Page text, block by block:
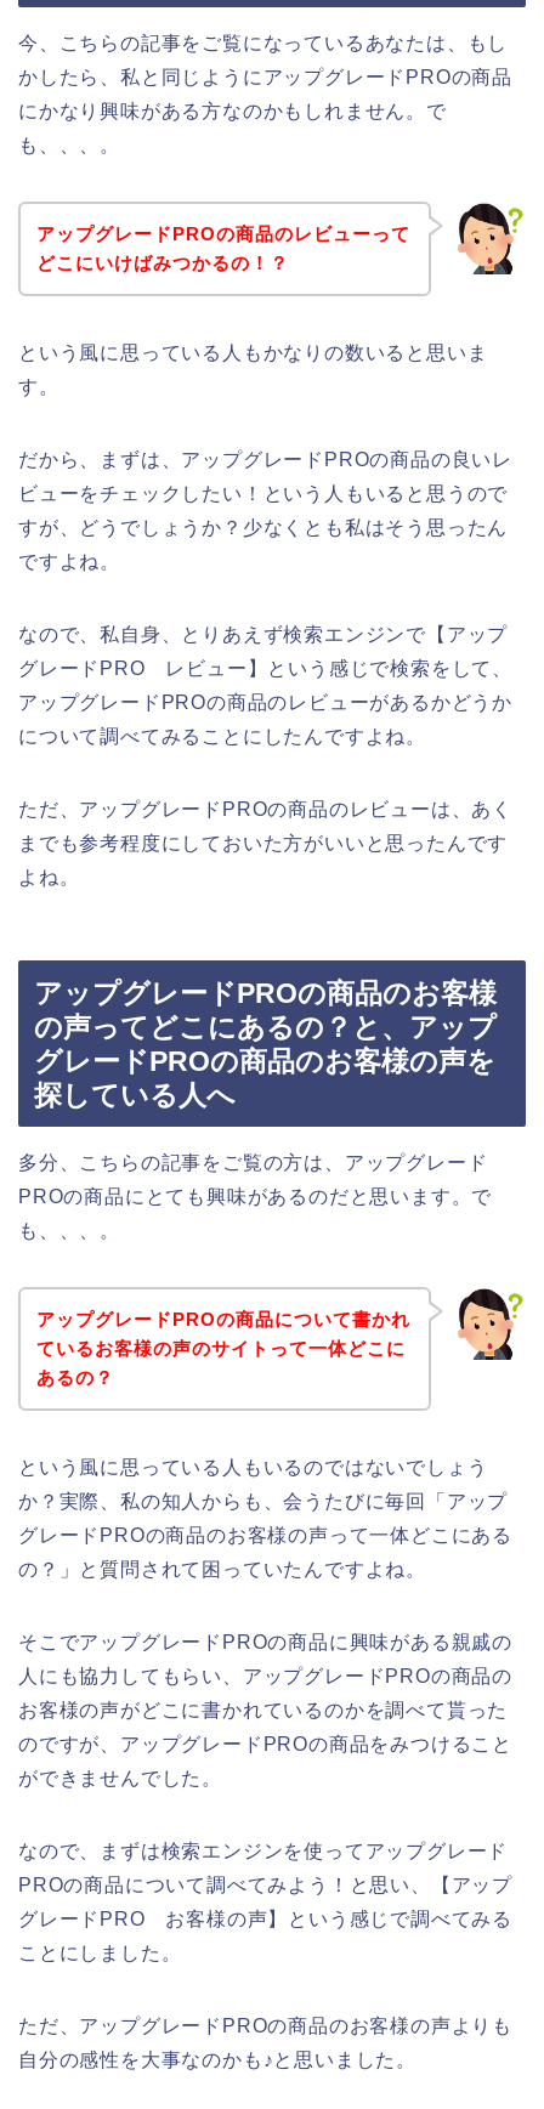
今、こちらの記事をご覧になっているあなたは、もし
かしたら、私と同じようにアップグレードPROの商品
にかなり興味がある方なのかもしれません。で
も、、、。
アップグレードPROの商品のレビューって
どこにいけばみつかるの！？
という風に思っている人もかなりの数いると思いま
す。
だから、まずは、アップグレードPROの商品の良いレ
ビューをチェックしたい！という人もいると思うので
すが、どうでしょうか？少なくとも私はそう思ったん
ですよね。
なので、私自身、とりあえず検索エンジンで【アップ
グレードPRO レビュー】という感じで検索をして、
アップグレードPROの商品のレビューがあるかどうか
について調べてみることにしたんですよね。
ただ、アップグレードPROの商品のレビューは、あく
までも参考程度にしておいた方がいいと思ったんです
よね。
アップグレードPROの商品のお客様
の声ってどこにあるの？と、アップ
グレードPROの商品のお客様の声を
探している人へ
多分、こちらの記事をご覧の方は、アップグレード
PROの商品にとても興味があるのだと思います。で
も、、、。
アップグレードPROの商品について書かれ
ているお客様の声のサイトって一体どこに
あるの？
という風に思っている人もいるのではないでしょう
か？実際、私の知人からも、会うたびに毎回「アップ
グレードPROの商品のお客様の声って一体どこにある
の？」と質問されて困っていたんですよね。
そこでアップグレードPROの商品に興味がある親戚の
人にも協力してもらい、アップグレードPROの商品の
お客様の声がどこに書かれているのかを調べて貰った
のですが、アップグレードPROの商品をみつけること
ができませんでした。
なので、まずは検索エンジンを使ってアップグレード
PROの商品について調べてみよう！と思い、【アップ
グレードPRO お客様の声】という感じで調べてみる
ことにしました。
ただ、アップグレードPROの商品のお客様の声よりも
自分の感性を大事なのかも♪と思いました。